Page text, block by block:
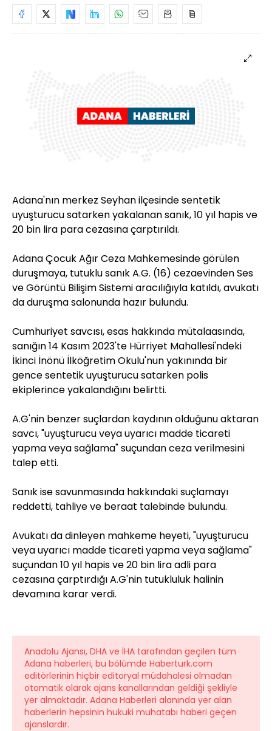
Adana'nın merkez Seyhan ilçesinde sentetik
uyuşturucu satarken yakalanan sanık, 10 yıl hapis ve
20 bin lira para cezasına çarptırıldı.
Adana Çocuk Ağır Ceza Mahkemesinde görülen
duruşmaya, tutuklu sanık A.G. (16) cezaevinden Ses
ve Görüntü Bilişim Sistemi aracılığıyla katıldı, avukatı
da duruşma salonunda hazır bulundu.
Cumhuriyet savcısı, esas hakkında mütalaasında,
sanığın 14 Kasım 2023'te Hürriyet Mahallesi'ndeki
İkinci İnönü İlköğretim Okulu'nun yakınında bir
gence sentetik uyuşturucu satarken polis
ekiplerince yakalandığını belirtti.
A.G'nin benzer suçlardan kaydının olduğunu aktaran
savcı, "uyuşturucu veya uyarıcı madde ticareti
yapma veya sağlama" suçundan ceza verilmesini
talep etti.
Sanık ise savunmasında hakkındaki suçlamayı
reddetti, tahliye ve beraat talebinde bulundu.
Avukatı da dinleyen mahkeme heyeti, "uyuşturucu
veya uyarıcı madde ticareti yapma veya sağlama"
suçundan 10 yıl hapis ve 20 bin lira adli para
cezasına çarptırdığı A.G'nin tutukluluk halinin
devamına karar verdi.
Anadolu Ajansı, DHA ve İHA tarafından geçilen tüm
Adana haberleri, bu bölümde Haberturk.com
editörlerinin hiçbir editoryal müdahalesi olmadan
otomatik olarak ajans kanallarından geldiği şekliyle
yer almaktadır. Adana Haberleri alanında yer alan
haberlerin hepsinin hukuki muhatabı haberi geçen
ajanslardır.